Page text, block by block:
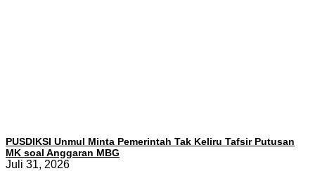
PUSDIKSI Unmul Minta Pemerintah Tak Keliru Tafsir Putusan
MK soal Anggaran MBG
Juli 31, 2026